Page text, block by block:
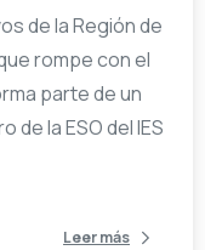
de la Región de
rompe con el
parte de un
la ESO del IES
Leer más